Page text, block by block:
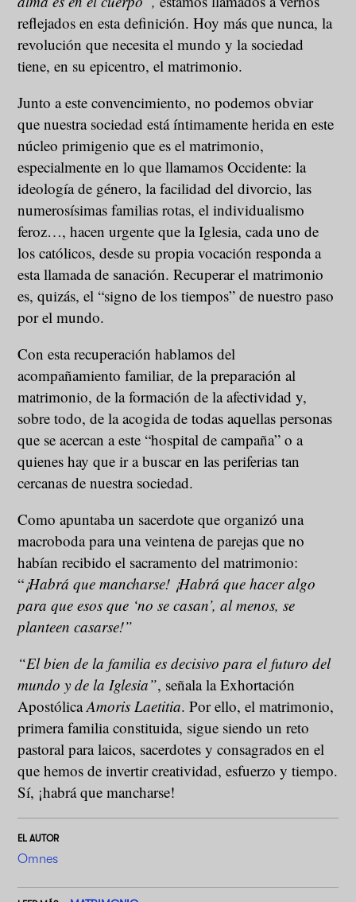
reflejados en esta definición. Hoy más que nunca, la
revolución que necesita el mundo y la sociedad
tiene, en su epicentro, el matrimonio.
Junto a este convencimiento, no podemos obviar
que nuestra sociedad está íntimamente herida en este
núcleo primigenio que es el matrimonio,
especialmente en lo que llamamos Occidente: la
ideología de género, la facilidad del divorcio, las
numerosísimas familias rotas, el individualismo
feroz…, hacen urgente que la Iglesia, cada uno de
los católicos, desde su propia vocación responda a
esta llamada de sanación. Recuperar el matrimonio
es, quizás, el “signo de los tiempos” de nuestro paso
por el mundo.
Con esta recuperación hablamos del
acompañamiento familiar, de la preparación al
matrimonio, de la formación de la afectividad y,
sobre todo, de la acogida de todas aquellas personas
que se acercan a este “hospital de campaña” o a
quienes hay que ir a buscar en las periferias tan
cercanas de nuestra sociedad.
Como apuntaba un sacerdote que organizó una
macroboda para una veintena de parejas que no
habían recibido el sacramento del matrimonio:
“¡Habrá que mancharse! ¡Habrá que hacer algo
para que esos que ‘no se casan’, al menos, se
planteen casarse!”
“El bien de la familia es decisivo para el futuro del
mundo y de la Iglesia”, señala la Exhortación
ApostólicaAmoris Laetitia. Por ello, el matrimonio,
primera familia constituida, sigue siendo un reto
pastoral para laicos, sacerdotes y consagrados en el
que hemos de invertir creatividad, esfuerzo y tiempo.
Sí, ¡habrá que mancharse!
EL AUTOR
Omnes